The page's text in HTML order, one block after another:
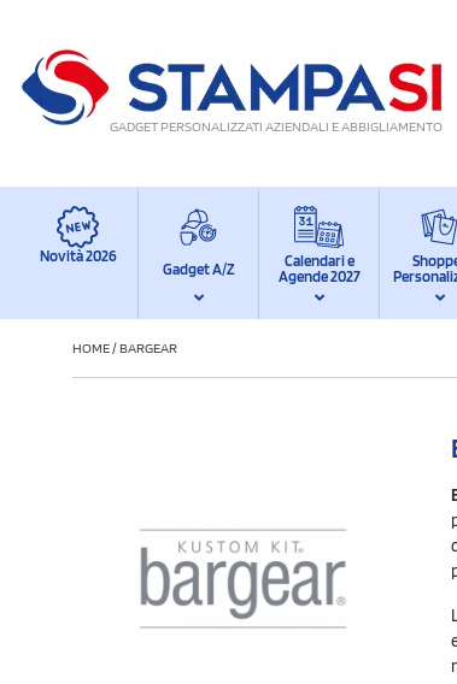
GADGET PERSONALIZZATI AZIENDALI E ABBIGLIAMENTO
Novità 2026
Gadget A/Z
Calendari e
Agende 2027
HOME/BARGEAR